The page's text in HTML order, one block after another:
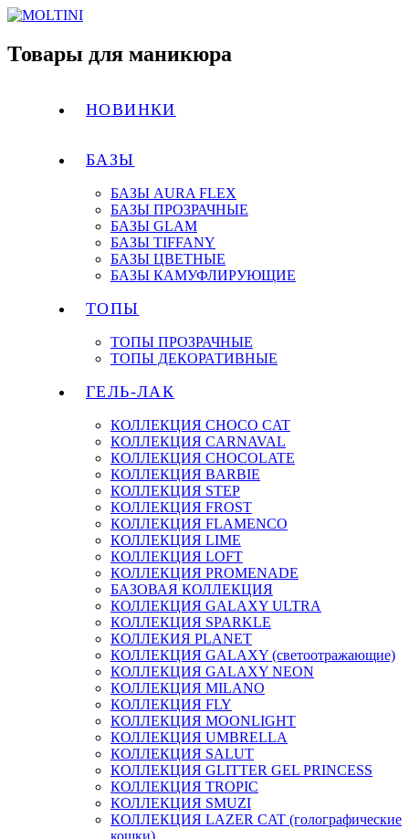
Товары для маникюра
НОВИНКИ
БАЗЫ
БАЗЫ AURA FLEX
БАЗЫ ПРОЗРАЧНЫЕ
БАЗЫ GLAM
БАЗЫ TIFFANY
БАЗЫ ЦВЕТНЫЕ
БАЗЫ КАМУФЛИРУЮЩИЕ
ТОПЫ
ТОПЫ ПРОЗРАЧНЫЕ
ТОПЫ ДЕКОРАТИВНЫЕ
ГЕЛЬ-ЛАК
КОЛЛЕКЦИЯ CHOCO CAT
КОЛЛЕКЦИЯ CARNAVAL
КОЛЛЕКЦИЯ CHOCOLATE
КОЛЛЕКЦИЯ BARBIE
КОЛЛЕКЦИЯ STEP
КОЛЛЕКЦИЯ FROST
КОЛЛЕКЦИЯ FLAMENCO
КОЛЛЕКЦИЯ LIME
КОЛЛЕКЦИЯ LOFT
КОЛЛЕКЦИЯ PROMENADE
БАЗОВАЯ КОЛЛЕКЦИЯ
КОЛЛЕКЦИЯ GALAXY ULTRA
КОЛЛЕКЦИЯ SPARKLE
КОЛЛЕКИЯ PLANET
КОЛЛЕКЦИЯ GALAXY (светоотражающие)
КОЛЛЕКЦИЯ GALAXY NEON
КОЛЛЕКЦИЯ MILANO
КОЛЛЕКЦИЯ FLY
КОЛЛЕКЦИЯ MOONLIGHT
КОЛЛЕКЦИЯ UMBRELLA
КОЛЛЕКЦИЯ SALUT
КОЛЛЕКЦИЯ GLITTER GEL PRINCESS
КОЛЛЕКЦИЯ TROPIC
КОЛЛЕКЦИЯ SMUZI
КОЛЛЕКЦИЯ LAZER CAT (голографические
кошки)